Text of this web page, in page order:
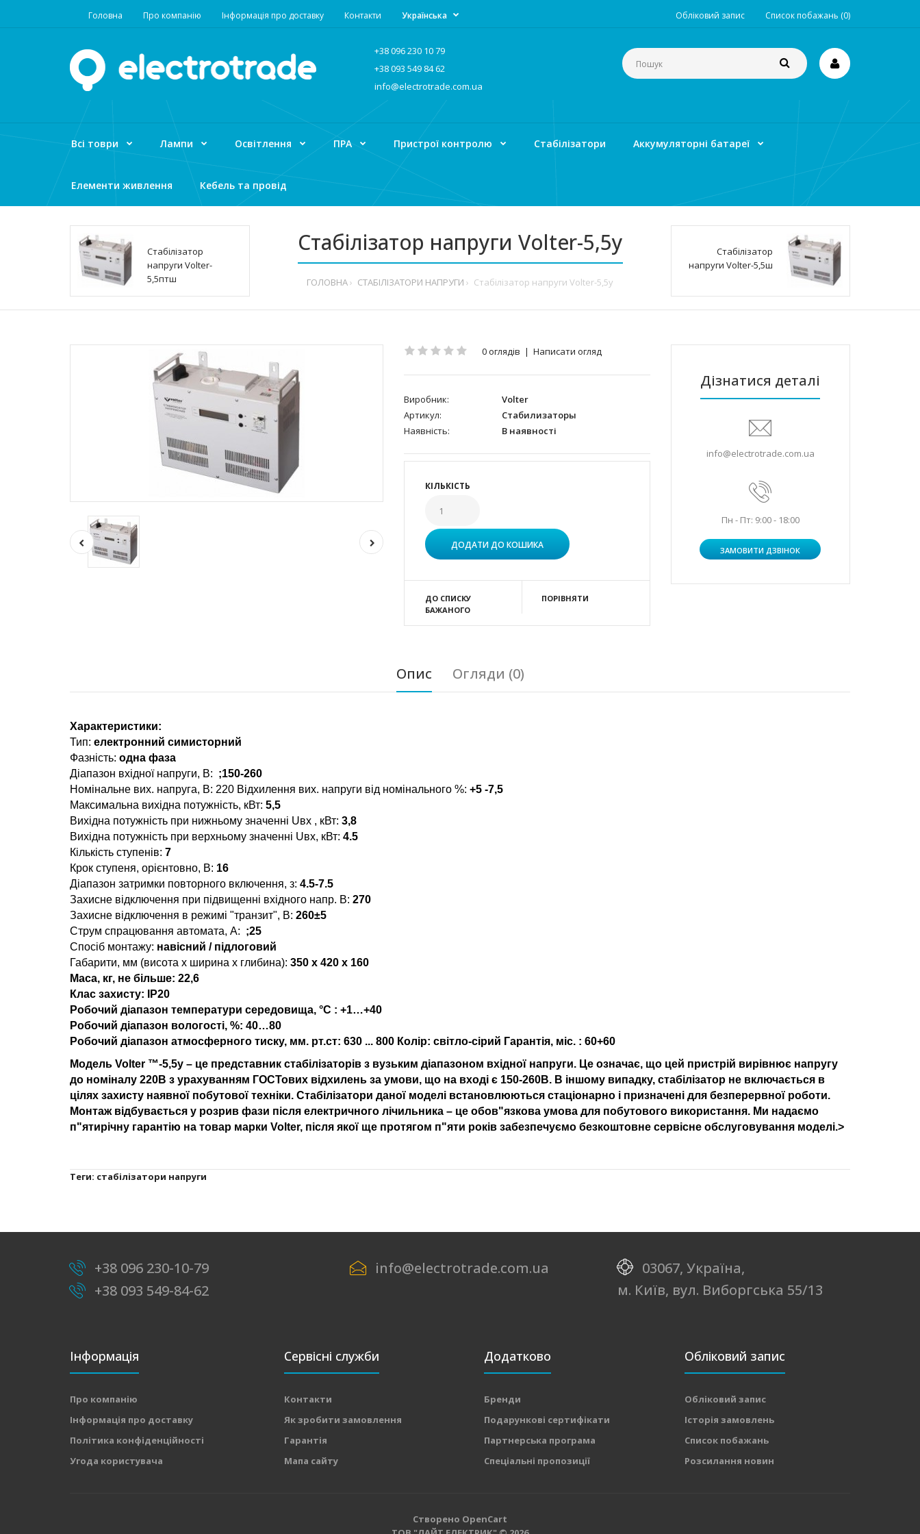
Головна Про компанію Інформація про доставку Контакти Обліковий запис Список побажань (0)
Українська
+38 096 230 10 79
+38 093 549 84 62
info@electrotrade.com.ua
Всі товри Лампи Освітлення ПРА Пристрої контролю Стабілізатори Аккумуляторні батареї
Елементи живлення Кебель та провід
Стабілізатор
напруги Volter-
5,5птш
Стабілізатор напруги Volter-5,5у
ГОЛОВНА СТАБІЛІЗАТОРИ НАПРУГИ Стабілізатор напруги Volter-5,5у
Стабілізатор
напруги Volter-5,5ш
0 оглядів | Написати огляд
Виробник:
Volter
Артикул:
Стабилизаторы
Наявність:
В наявності
КІЛЬКІСТЬ
ДО СПИСКУ
БАЖАНОГО
ПОРІВНЯТИ
Дізнатися деталі
info@electrotrade.com.ua
Пн - Пт: 9:00 - 18:00
ЗАМОВИТИ ДЗВІНОК
Опис Огляди (0)
Характеристики:
Тип: електронний симисторний
Фазність: одна фаза
Діапазон вхідної напруги, В: ;150-260
Номінальне вих. напруга, В: 220 Відхилення вих. напруги від номінального %: +5 -7,5
Максимальна вихідна потужність, кВт: 5,5
Вихідна потужність при нижньому значенні Uвх , кВт: 3,8
Вихідна потужність при верхньому значенні Uвх, кВт: 4.5
Кількість ступенів: 7
Крок ступеня, орієнтовно, В: 16
Діапазон затримки повторного включення, з: 4.5-7.5
Захисне відключення при підвищенні вхідного напр. В: 270
Захисне відключення в режимі "транзит", В: 260±5
Струм спрацювання автомата, А: ;25
Спосіб монтажу: навісний / підлоговий
Габарити, мм (висота x ширина x глибина): 350 х 420 х 160
Маса, кг, не більше: 22,6
Клас захисту: IP20
Робочий діапазон температури середовища, °С : +1…+40
Робочий діапазон вологості, %: 40…80
Робочий діапазон атмосферного тиску, мм. рт.ст: 630 ... 800 Колір: світло-сірий Гарантія, міс. : 60+60
Модель Volter ™-5,5у – це представник стабілізаторів з вузьким діапазоном вхідної напруги. Це означає, що цей пристрій вирівнює напругу
до номіналу 220В з урахуванням ГОСТових відхилень за умови, що на вході є 150-260В. В іншому випадку, стабілізатор не включається в
цілях захисту наявної побутової техніки. Стабілізатори даної моделі встановлюються стаціонарно і призначені для безперервної роботи.
Монтаж відбувається у розрив фази після електричного лічильника – це обов"язкова умова для побутового використання. Ми надаємо
п"ятирічну гарантію на товар марки Volter, після якої ще протягом п"яти років забезпечуємо безкоштовне сервісне обслуговування моделі.>
Теги: стабілізатори напруги
+38 096 230-10-79
+38 093 549-84-62
info@electrotrade.com.ua
03067, Україна,
м. Київ, вул. Виборгська 55/13
Інформація
Про компанію
Інформація про доставку
Політика конфіденційності
Угода користувача
Сервісні служби
Контакти
Як зробити замовлення
Гарантія
Мапа сайту
Додатково
Бренди
Подарункові сертифікати
Партнерська програма
Спеціальні пропозиції
Обліковий запис
Обліковий запис
Історія замовлень
Список побажань
Розсилання новин
Створено OpenCart